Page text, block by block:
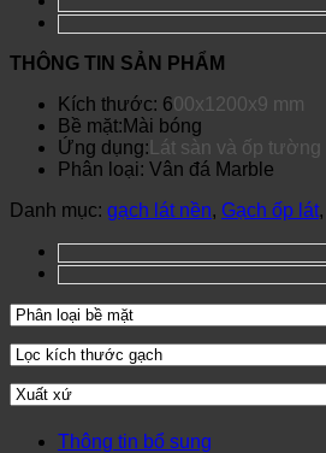
THÔNG TIN SẢN PHẨM
Kích thước: 600x1200x9 mm
Bề mặt:Mài bóng
Ứng dụng: Lát sàn và ốp
Phân loại: Vân đá Marble
Danh mục: gạch lát nền, Gạch ốp lát,
Thông tin bổ sung